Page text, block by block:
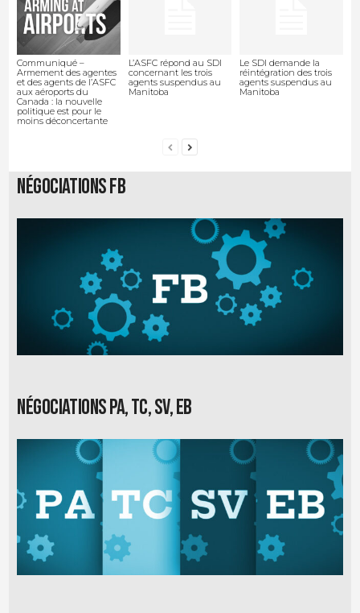
Communiqué –
Armement des agentes
et des agents de l’ASFC
aux aéroports du
Canada : la nouvelle
politique est pour le
moins déconcertante
L’ASFC répond au SDI
concernant les trois
agents suspendus au
Manitoba
Le SDI demande la
réintégration des trois
agents suspendus au
Manitoba
Négociations FB
Négociations PA, TC, SV, EB